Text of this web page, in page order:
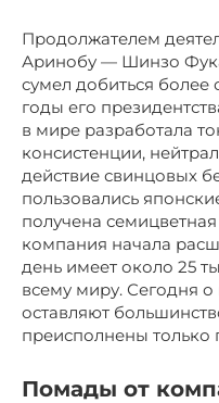
Продолжателем
Аринобу — Шинзо
сумел добиться более
годы его
в мире разработала
консистенции,
действие свинцовых
пользовались
получена семицветная
компания начала
день имеет около 25
всему миру. Сегодня
оставляют
преисполнены
Помады от